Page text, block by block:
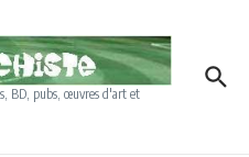
BD, pubs, œuvres d'art et